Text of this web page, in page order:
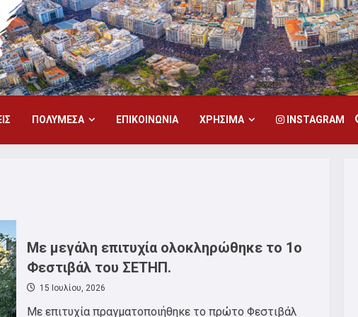
ΠΟΛΥΜΕΣΑ ΕΠΙΚΟΙΝΩΝΙΑ ΧΡΗΣΙΜΑ INSTAGRAM
Με μεγάλη επιτυχία ολοκληρώθηκε το 1ο
Φεστιβάλ του ΣΕΤΗΠ.
15 Ιουλίου, 2026
Με επιτυχία πραγματοποιήθηκε το πρώτο Φεστιβάλ